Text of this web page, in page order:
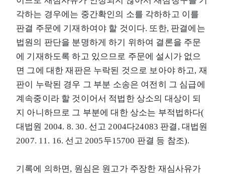
각하는 경우에는 중간확인의 소를 각하하고 이를
판결 주문에 기재하여야 할 것이다. 또한, 판결에는
법원의 판단을 분명하게 하기 위하여 결론을 주문
에 기재하도록 하고 있으므로 주문에 설시가 없으
면 그에 대한 재판은 누락된 것으로 보아야 하고, 재
판이 누락된 경우 그 부분 소송은 여전히 그 심급에
계속중이라 할 것이어서 적법한 상소의 대상이 되
지 아니하므로 그 부분에 대한 상소는 부적법하다(
대법원 2004. 8. 30. 선고 2004다24083 판결, 대법원
2007. 11. 16. 선고 2005두15700 판결 등 참조).
기록에 의하면, 원심은 원고가 주장한 재심사유가